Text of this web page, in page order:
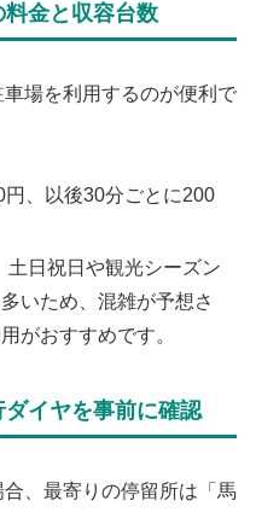
金と収容台数
場を利用するのが便利で
円、以後30分ごとに200
土日祝日や観光シーズン
いため、混雑が予想さ
がおすすめです。
イヤを事前に確認
、最寄りの停留所は「馬